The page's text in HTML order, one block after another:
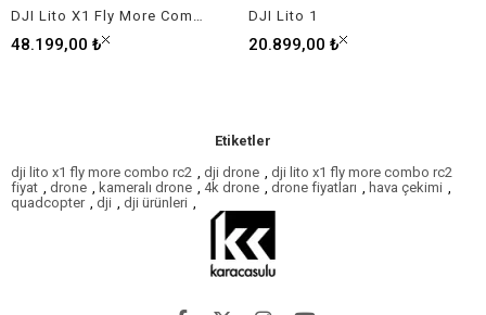
DJI Lito X1 Fly More Combo Plus (RC2)
48.199,00 ₺
DJI Lito 1
20.899,00 ₺
Etiketler
dji lito x1 fly more combo rc2 , dji drone , dji lito x1 fly more combo rc2
fiyat , drone , kameralı drone , 4k drone , drone fiyatları , hava çekimi ,
quadcopter , dji , dji ürünleri ,